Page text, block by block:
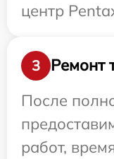
центр
3
Ремонт
После
работ,